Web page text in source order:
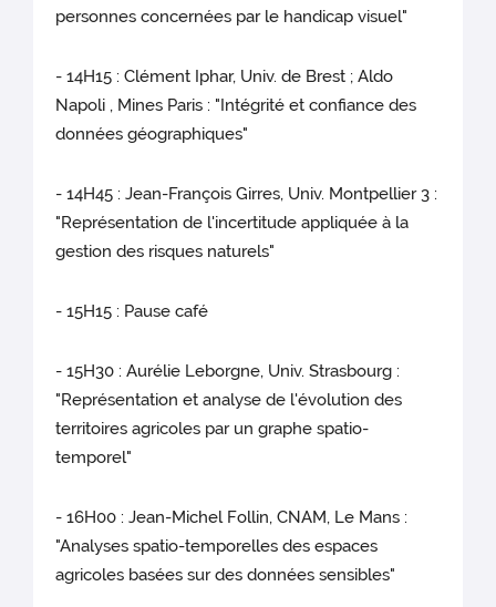
personnes concernées par le handicap visuel"
- 14H15 : Clément Iphar, Univ. de Brest ; Aldo
Napoli , Mines Paris : "Intégrité et confiance des
données géographiques"
- 14H45 : Jean-François Girres, Univ. Montpellier 3 :
"Représentation de l'incertitude appliquée à la
gestion des risques naturels"
- 15H15 : Pause café
- 15H30 : Aurélie Leborgne, Univ. Strasbourg :
"Représentation et analyse de l'évolution des
territoires agricoles par un graphe spatio-
temporel"
- 16H00 : Jean-Michel Follin, CNAM, Le Mans :
"Analyses spatio-temporelles des espaces
agricoles basées sur des données sensibles"